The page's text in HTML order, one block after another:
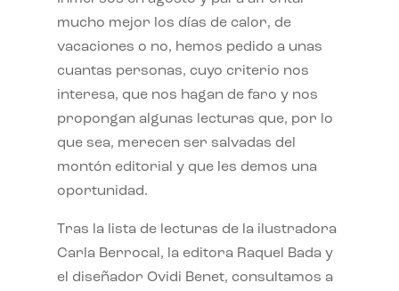
mucho mejor los días de calor, de
vacaciones o no, hemos pedido a unas
cuantas personas, cuyo criterio nos
interesa, que nos hagan de faro y nos
propongan algunas lecturas que, por lo
que sea, merecen ser salvadas del
montón editorial y que les demos una
oportunidad.
Tras la lista de lecturas de la ilustradora
Carla Berrocal, la editora Raquel Bada y
el diseñador Ovidi Benet, consultamos a